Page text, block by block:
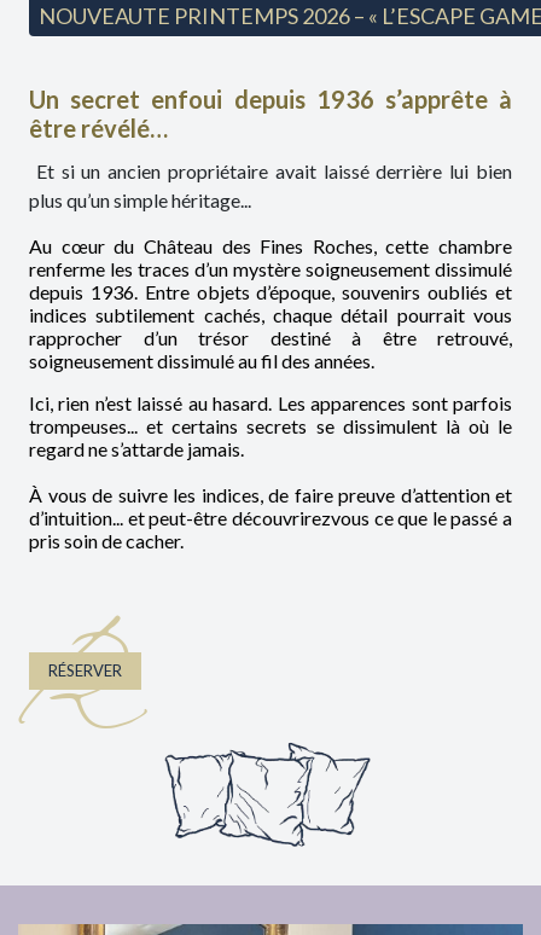
NOUVEAUTE PRINTEMPS 2026 – « L’ESCAPE
Un secret enfoui depuis 1936 s’apprête à
être révélé…
Et si un ancien propriétaire avait laissé derrière lui bien
plus qu’un simple héritage...
Au cœur du Château des Fines Roches, cette chambre
renferme les traces d’un mystère soigneusement dissimulé
depuis 1936. Entre objets d’époque, souvenirs oubliés et
indices subtilement cachés, chaque détail pourrait vous
rapprocher d’un trésor destiné à être retrouvé,
soigneusement dissimulé au fil des années.
Ici, rien n’est laissé au hasard. Les apparences sont parfois
trompeuses... et certains secrets se dissimulent là où le
regard ne s’attarde jamais.
À vous de suivre les indices, de faire preuve d’attention et
d’intuition... et peut-être découvrirezvous ce que le passé a
pris soin de cacher.
R
RÉSERVER